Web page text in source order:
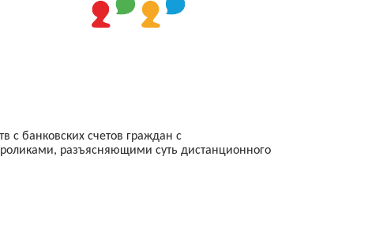
с банковских счетов граждан с
разъясняющими суть дистанционного